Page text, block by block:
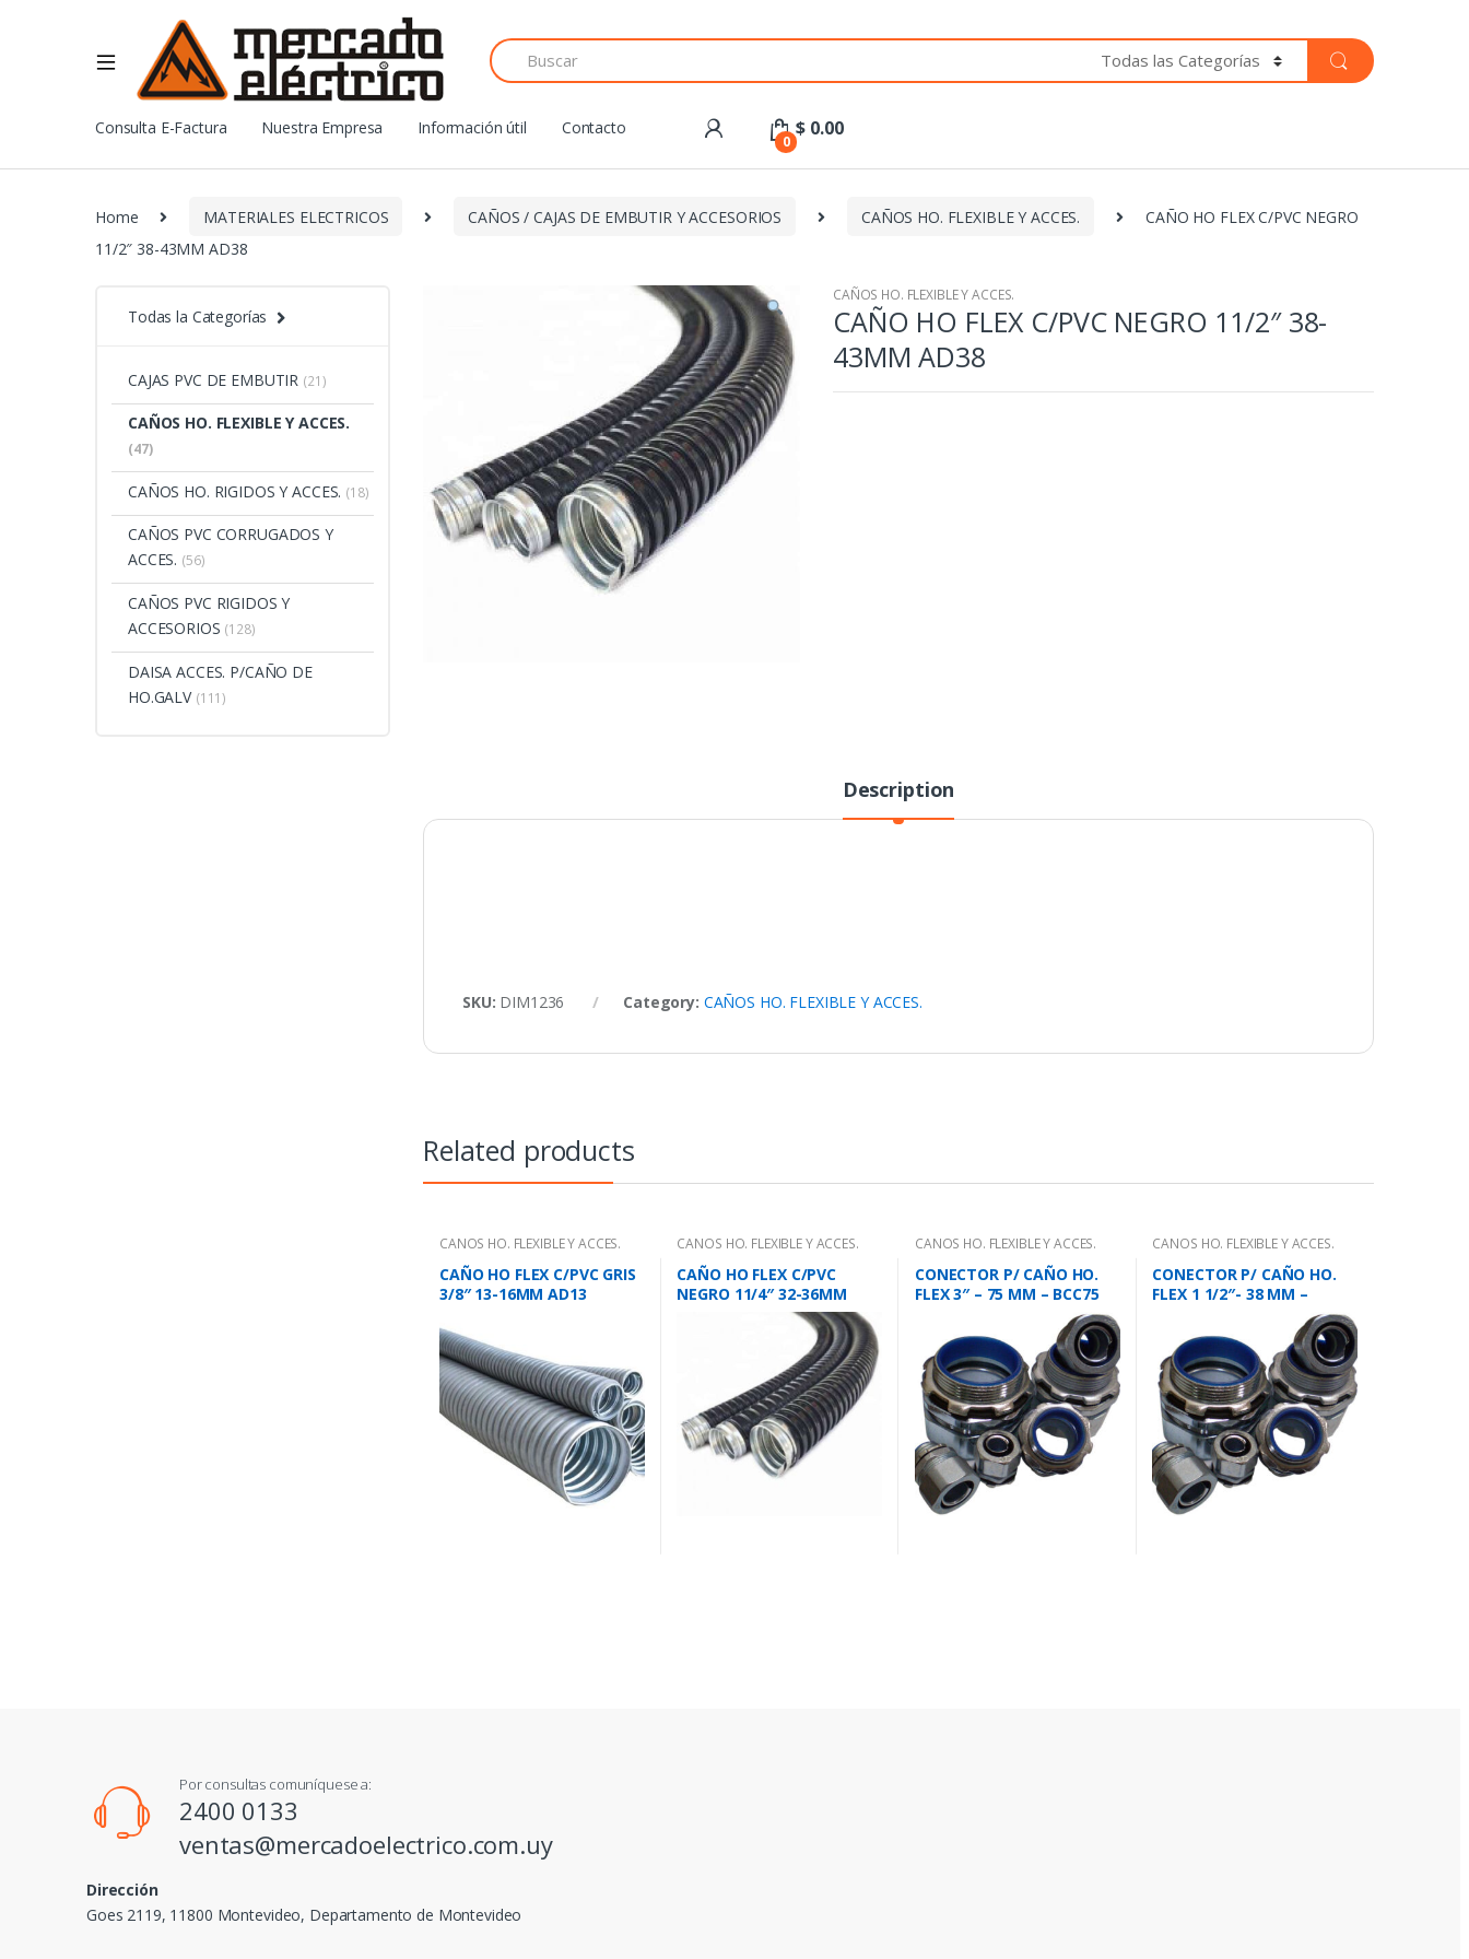
Search
for:
Consulta E-Factura Nuestra Empresa Información útil Contacto
0
$ 0.00
Home MATERIALES ELECTRICOS CAÑOS / CAJAS DE EMBUTIR Y ACCESORIOS CAÑOS HO. FLEXIBLE Y ACCES.
CAÑO HO FLEX C/PVC NEGRO
11/2″ 38-43MM AD38
CAÑOS HO. FLEXIBLE Y ACCES.
CAÑO HO FLEX C/PVC NEGRO 11/2″ 38-
43MM AD38
Description
SKU: DIM1236 Category: CAÑOS HO. FLEXIBLE Y ACCES.
Related products
CAÑOS HO. FLEXIBLE Y ACCES.
CAÑO HO FLEX C/PVC GRIS
3/8″ 13-16MM AD13
CAÑOS HO. FLEXIBLE Y ACCES.
CAÑO HO FLEX C/PVC
NEGRO 11/4″ 32-36MM
CAÑOS HO. FLEXIBLE Y ACCES.
CONECTOR P/ CAÑO HO.
FLEX 3″ – 75 MM – BCC75
CAÑOS HO. FLEXIBLE Y ACCES.
CONECTOR P/ CAÑO HO.
FLEX 1 1/2″- 38 MM –
Todas la Categorías
CAJAS PVC DE EMBUTIR (21)
CAÑOS HO. FLEXIBLE Y ACCES.
(47)
CAÑOS HO. RIGIDOS Y ACCES. (18)
CAÑOS PVC CORRUGADOS Y
ACCES. (56)
CAÑOS PVC RIGIDOS Y
ACCESORIOS (128)
DAISA ACCES. P/CAÑO DE
HO.GALV (111)
Por consultas comuníquese a:
2400 0133
ventas@mercadoelectrico.com.uy
Dirección
Goes 2119, 11800 Montevideo, Departamento de Montevideo